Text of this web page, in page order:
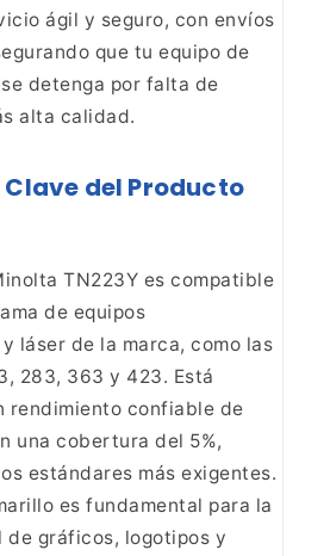
ágil y seguro, con envíos
que tu equipo de
detenga por falta de
alta calidad.
del Producto
TN223Y es compatible
de equipos
láser de la marca, como las
283, 363 y 423. Está
rendimiento confiable de
una cobertura del 5%,
estándares más exigentes.
es fundamental para la
de gráficos, logotipos y